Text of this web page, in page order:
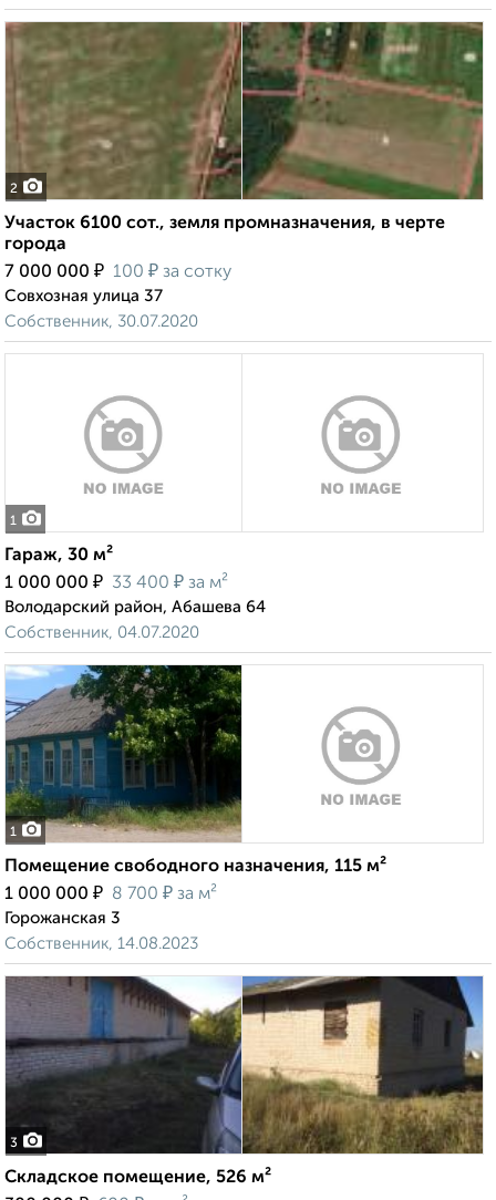
2
Участок 6100 сот., земля промназначения, в черте
города
7 000 000 ₽ 100 ₽ за сотку
Совхозная улица 37
Собственник, 30.07.2020
1
Гараж, 30 м²
1 000 000 ₽ 33 400 ₽ за м²
Володарский район, Абашева 64
Собственник, 04.07.2020
1
Помещение свободного назначения, 115 м²
1 000 000 ₽ 8 700 ₽ за м²
Горожанская 3
Собственник, 14.08.2023
3
Складское помещение, 526 м²